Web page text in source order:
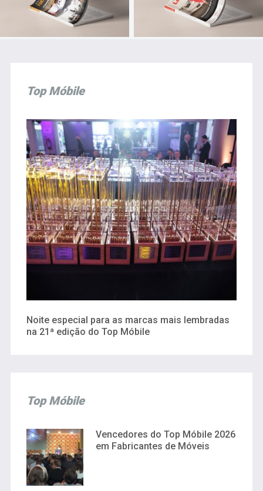
Top Móbile
Noite especial para as marcas mais lembradas
na 21ª edição do Top Móbile
Top Móbile
Vencedores do Top Móbile 2026
em Fabricantes de Móveis